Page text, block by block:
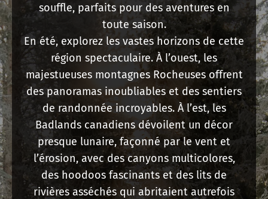
souffle, parfaits pour des aventures en
toute saison.
En été, explorez les vastes horizons de cette
région spectaculaire. À l’ouest, les
majestueuses montagnes Rocheuses offrent
des panoramas inoubliables et des sentiers
de randonnée incroyables. À l’est, les
Badlands canadiens dévoilent un décor
presque lunaire, façonné par le vent et
l’érosion, avec des canyons multicolores,
des hoodoos fascinants et des lits de
rivières asséchés qui abritaient autrefois